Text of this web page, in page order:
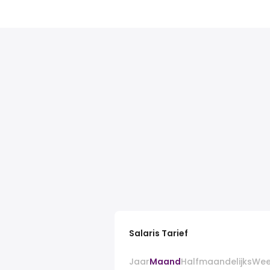
Salaris Tarief
JaarMaandHalfmaandelijks